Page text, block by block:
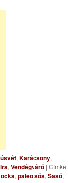
, Karácsony,
, Vendégváró | Címke:
, paleo sós, Sasó,